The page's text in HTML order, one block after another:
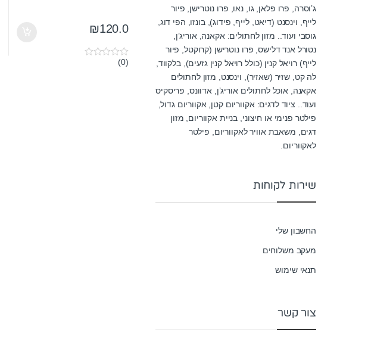
₪120.0
0(0)
ג’וסרה, פרו פלאן, גו, נאו, פרו נוטרישן, פיור
לייף, וינסנט (דיאט, לייף, פידוג), בונזו, הפי דוג,
גוסבי ועוד.. מזון לחתולים: אקאנה, אוריג’ן,
נטורל אנד דלישס, פרו נוטרישן (קרוקטל, פיור
לייף) רויאל קנין (כולל רויאל קנין גזעים), בלקווד,
לה קט, שזיר (שאזיר), וינסנט, מזון לחתולים
אקאנה, אוכל לחתולים אוריג’ן, אדוונס, פריסקיס
ועוד.. ציוד לדגים: אקווריום קטן, אקווריום גדול,
פילטר פנימי או חיצוני, בניית אקווריום, מזון
דגים, משאבת אוויר לאקווריום, פילטר
לאקווריום.
שירות לקוחות
החשבון שלי
מעקב משלוחים
תנאי שימוש
צור קשר